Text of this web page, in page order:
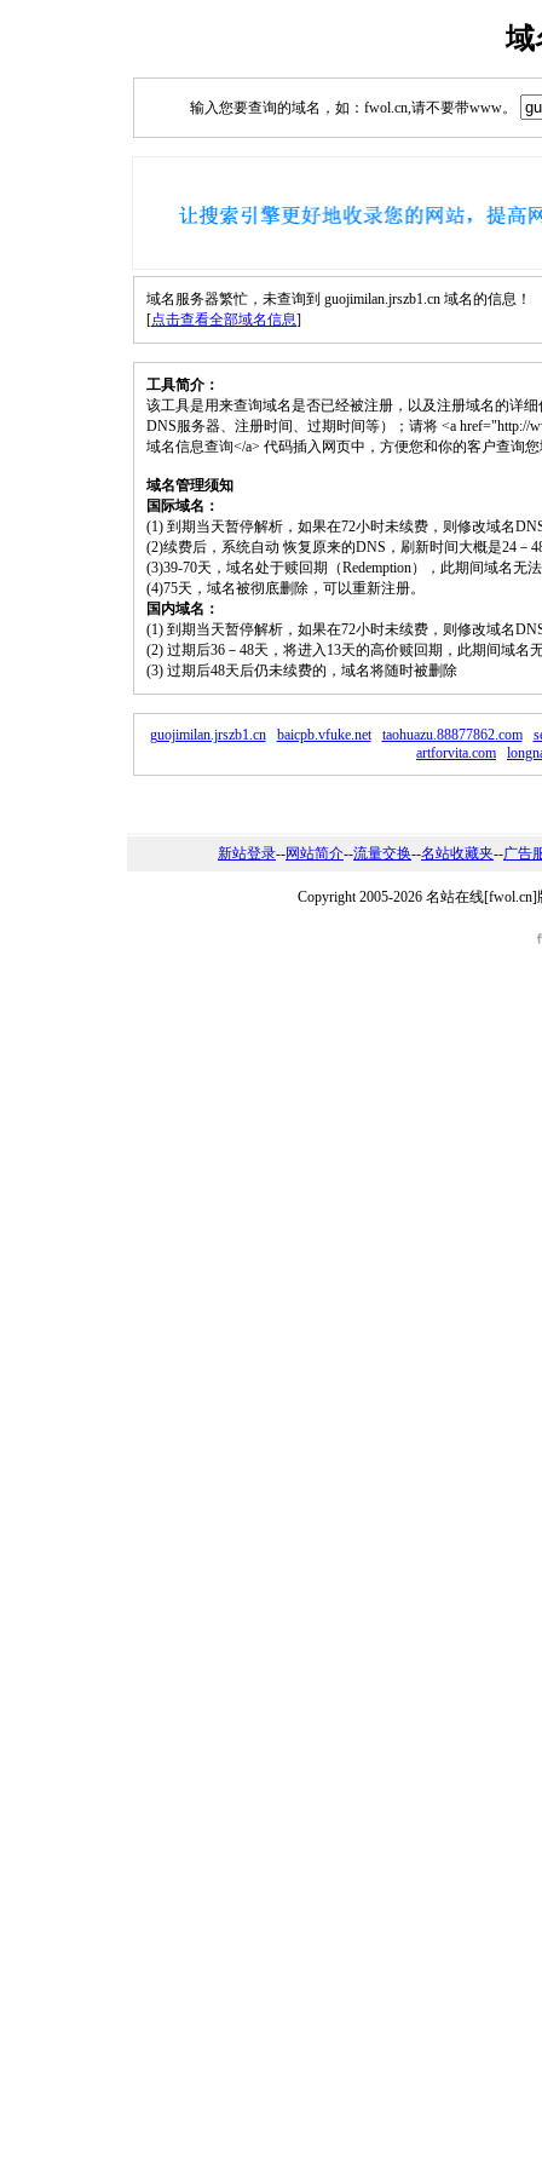
域
输入您要查询的域名，如：fwol.cn,请不要带www。
域名服务器繁忙，未查询到 guojimilan.jrszb1.cn 域名的信息！
[点击查看全部域名信息]
工具简介：
该工具是用来查询域名是否已经被注册，以及注册域名的详
DNS服务器、注册时间、过期时间等）；请将 <a href="http://
域名信息查询</a> 代码插入网页中，方便您和你的客户查询
域名管理须知
国际域名：
(1) 到期当天暂停解析，如果在72小时未续费，则修改域名
(2)续费后，系统自动 恢复原来的DNS，刷新时间大概是24－
(3)39-70天，域名处于赎回期（Redemption），此期间域名无
(4)75天，域名被彻底删除，可以重新注册。
国内域名：
(1) 到期当天暂停解析，如果在72小时未续费，则修改域名
(2) 过期后36－48天，将进入13天的高价赎回期，此期间域名
(3) 过期后48天后仍未续费的，域名将随时被删除
guojimilan.jrszb1.cn baicpb.vfuke.net taohuazu.88877862.com
artforvita.com
新站登录--网站简介--流量交换--名站收藏夹--广告
Copyright 2005-2026 名站在线